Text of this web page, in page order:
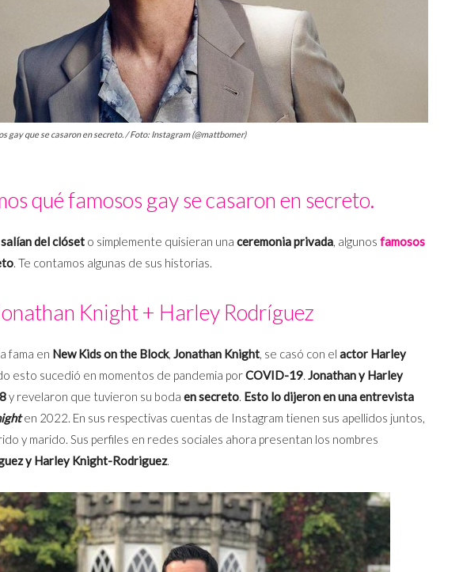
gay que se casaron en secreto. / Foto: Instagram (@mattbomer)
qué famosos gay se casaron en secreto.
del clóset o simplemente quisieran una ceremonia privada, algunos famosos
. Te contamos algunas de sus historias.
Knight + Harley Rodríguez
fama en New Kids on the Block, Jonathan Knight, se casó con el actor Harley
esto sucedió en momentos de pandemia porCOVID-19. Jonathan y Harley
y revelaron que tuvieron su boda en secreto. Esto lo dijeron en una entrevista
en 2022. En sus respectivas cuentas de Instagram tienen sus apellidos juntos,
y marido. Sus perfiles en redes sociales ahora presentan los nombres
y Harley Knight-Rodriguez.